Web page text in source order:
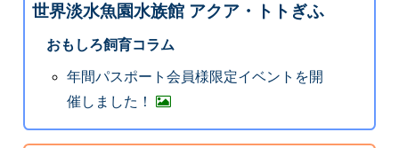
世界淡水魚園水族館 アクア・トトぎふ
おもしろ飼育コラム
年間パスポート会員様限定イベントを開
催しました！